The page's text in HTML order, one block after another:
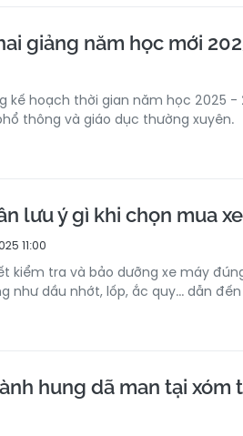
giảng năm học mới
kế hoạch thời gian năm học 2025 -
thông và giáo dục thường xuyên.
lưu ý gì khi chọn mua
11:00
kiểm tra và bảo dưỡng xe máy
như dầu nhớt, lốp, ắc quy... dẫn
hung dã man tại xóm